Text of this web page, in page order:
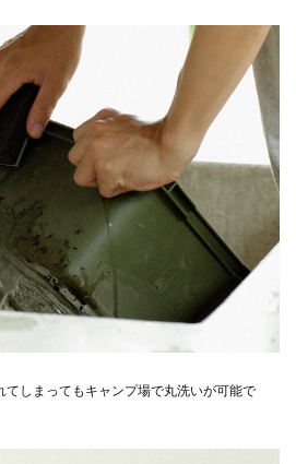
てしまってもキャンプ場で丸洗いが可能で